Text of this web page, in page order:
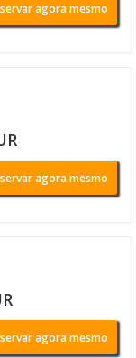
agora mesmo
agora mesmo
agora mesmo